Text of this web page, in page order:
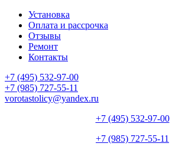
Установка
Оплата и рассрочка
Отзывы
Ремонт
Контакты
+7 (495) 532-97-00
+7 (985) 727-55-11
vorotastolicy@yandex.ru
+7 (495) 532-97-00
+7 (985) 727-55-11